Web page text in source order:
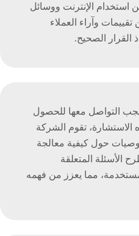
الإنترنت ووسائل
وآراء العملاء
القرار الصحيح.
يجب التواصل معها للحصول
الاستشارة، تقوم الشركة
حول كيفية معالجة
الأسئلة المتعلقة
مما يعزز من فهمه